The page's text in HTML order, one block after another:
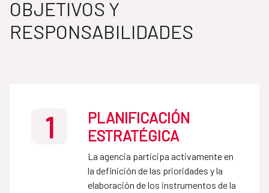
OBJETIVOS Y
RESPONSABILIDADES
1
PLANIFICACIÓN
ESTRATÉGICA
La agencia participa activamente en
la definición de las prioridades y la
elaboración de los instrumentos de la